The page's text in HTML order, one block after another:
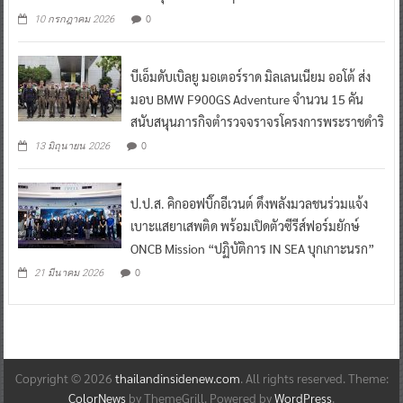
10 กรกฎาคม 2026 0
บีเอ็มดับเบิลยู มอเตอร์ราด มิลเลนเนียม ออโต้ ส่ง
มอบ BMW F900GS Adventure จำนวน 15 คัน
สนับสนุนภารกิจตำรวจจราจรโครงการพระราชดำริ
13 มิถุนายน 2026 0
ป.ป.ส. คิกออฟบิ๊กอีเวนต์ ดึงพลังมวลชนร่วมแจ้ง
เบาะแสยาเสพติด พร้อมเปิดตัวซีรีส์ฟอร์มยักษ์
ONCB Mission “ปฏิบัติการ IN SEA บุกเกาะนรก”
21 มีนาคม 2026 0
Copyright © 2026 thailandinsidenew.com. All rights reserved. Theme:
ColorNews by ThemeGrill. Powered byWordPress.